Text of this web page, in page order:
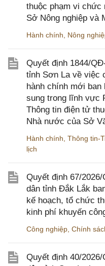
thuộc phạm vi chức
Sở Nông nghiệp và
Hành chính Nông
Quyết định 1844/
tỉnh Sơn La về việc
hành chính mới
sung trong lĩnh vực
Thông tin điện tử
Nhà nước của Sở
Hành chính Thông tin-
lịch
Quyết định 67/
dân tỉnh Đắk Lắk
kế hoạch, tổ chức
kinh phí khuyến
Công nghiệp Chính
Quyết định 40/